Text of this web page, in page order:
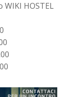
WIKI HOSTEL